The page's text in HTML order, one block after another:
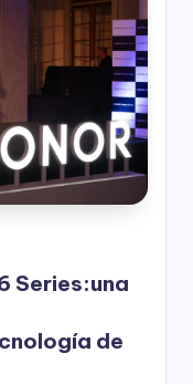
Series:una
de